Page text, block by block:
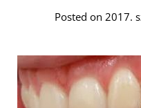
Posted on 2017.